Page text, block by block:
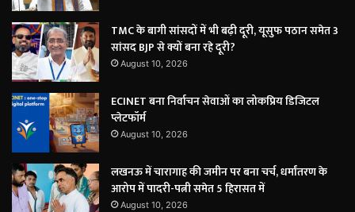
TMC के बागी सांसदों में भी बढ़ी दूरी, यूसुफ पठान समेत 3
सांसद BJP से क्यों बना रहे दूरी?
August 10, 2026
ECINET बना निर्वाचन सेवाओं का लोकप्रिय डिजिटल
प्लेटफॉर्म
August 10, 2026
लखनऊ में चारागाह की जमीन पर बना चर्च, धर्मांतरण के
आरोप में पादरी-पत्नी समेत 5 हिरासत में
August 10, 2026